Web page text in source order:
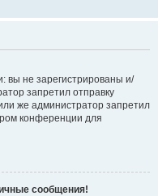
вы не зарегистрированы и/
запретил отправку
же администратор запретил
конференции для
сообщения!